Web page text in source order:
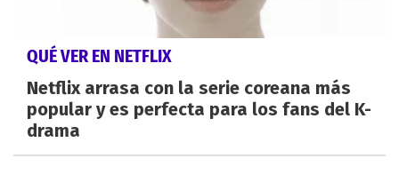
QUÉ VER EN NETFLIX
Netflix arrasa con la serie coreana más
popular y es perfecta para los fans del K-
drama